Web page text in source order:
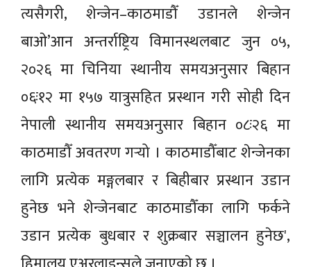
त्यसैगरी, शेन्जेन–काठमाडौँ उडानले शेन्जेन
बाओ’आन अन्तर्राष्ट्रिय विमानस्थलबाट जुन ०५,
२०२६ मा चिनिया स्थानीय समयअनुसार बिहान
०६ः१२ मा १५७ यात्रुसहित प्रस्थान गरी सोही दिन
नेपाली स्थानीय समयअनुसार बिहान ०८ः२६ मा
काठमाडौँ अवतरण गर्‍यो । काठमाडौँबाट शेन्जेनका
लागि प्रत्येक मङ्गलबार र बिहीबार प्रस्थान उडान
हुनेछ भने शेन्जेनबाट काठमाडौँका लागि फर्कने
उडान प्रत्येक बुधबार र शुक्रबार सञ्चालन हुनेछ',